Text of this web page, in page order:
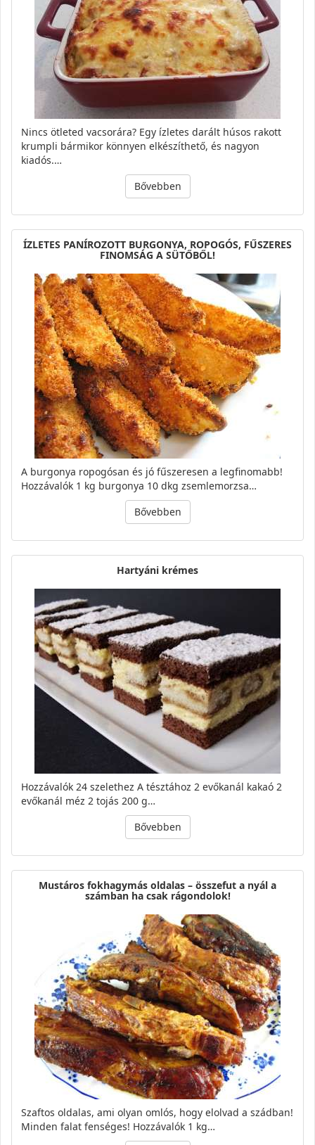
Nincs ötleted vacsorára? Egy ízletes darált húsos rakott
krumpli bármikor könnyen elkészíthető, és nagyon
kiadós.…
Bővebben
ÍZLETES PANÍROZOTT BURGONYA, ROPOGÓS, FŰSZERES
FINOMSÁG A SÜTŐBŐL!
A burgonya ropogósan és jó fűszeresen a legfinomabb!
Hozzávalók 1 kg burgonya 10 dkg zsemlemorzsa…
Bővebben
Hartyáni krémes
Hozzávalók 24 szelethez A tésztához 2 evőkanál kakaó 2
evőkanál méz 2 tojás 200 g…
Bővebben
Mustáros fokhagymás oldalas – összefut a nyál a
számban ha csak rágondolok!
Szaftos oldalas, ami olyan omlós, hogy elolvad a szádban!
Minden falat fenséges! Hozzávalók 1 kg…